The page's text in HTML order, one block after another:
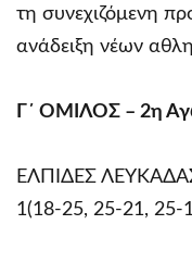
τη συνεχιζόμενη
ανάδειξη νέων
Γ΄ ΟΜΙΛΟΣ – 2η
ΕΛΠΙΔΕΣ
1(18-25, 25-21, 25-